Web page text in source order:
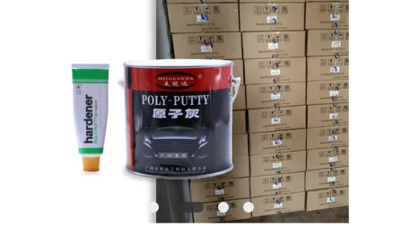
POLITIQUE
CONFIDENTIALITÉ